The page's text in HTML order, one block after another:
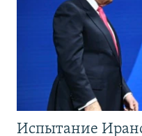
Испытание